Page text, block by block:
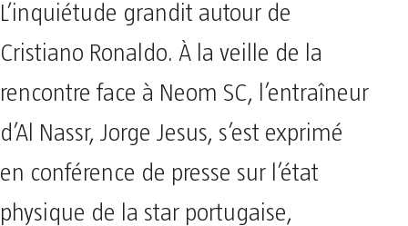
L’inquiétude grandit autour de
Cristiano Ronaldo. À la veille de la
rencontre face à Neom SC, l’entraîneur
d’Al Nassr, Jorge Jesus, s’est exprimé
en conférence de presse sur l’état
physique de la star portugaise,